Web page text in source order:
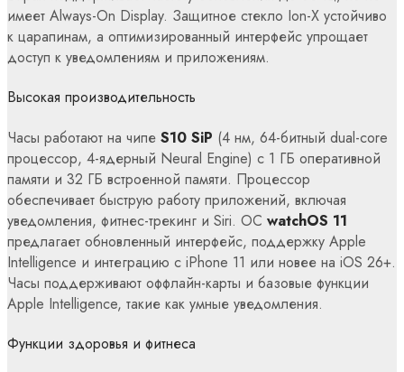
имеет Always-On Display. Защитное стекло Ion-X устойчиво
к царапинам, а оптимизированный интерфейс упрощает
доступ к уведомлениям и приложениям.
Высокая производительность
Часы работают на чипе S10 SiP (4 нм, 64-битный dual-core
процессор, 4-ядерный Neural Engine) с 1 ГБ оперативной
памяти и 32 ГБ встроенной памяти. Процессор
обеспечивает быструю работу приложений, включая
уведомления, фитнес-трекинг и Siri. ОС watchOS 11
предлагает обновленный интерфейс, поддержку Apple
Intelligence и интеграцию с iPhone 11 или новее на iOS 26+.
Часы поддерживают оффлайн-карты и базовые функции
Apple Intelligence, такие как умные уведомления.
Функции здоровья и фитнеса